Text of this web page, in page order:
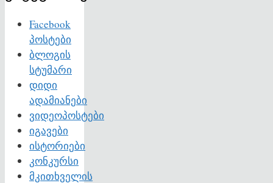
Facebook
პოსტები
ბლოგის
სტუმარი
დიდი
ადამიანები
ვიდეოპოსტები
იგავები
ისტორიები
კონკურსი
მკითხველის